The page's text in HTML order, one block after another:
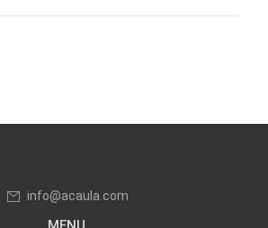
info@acaula.com